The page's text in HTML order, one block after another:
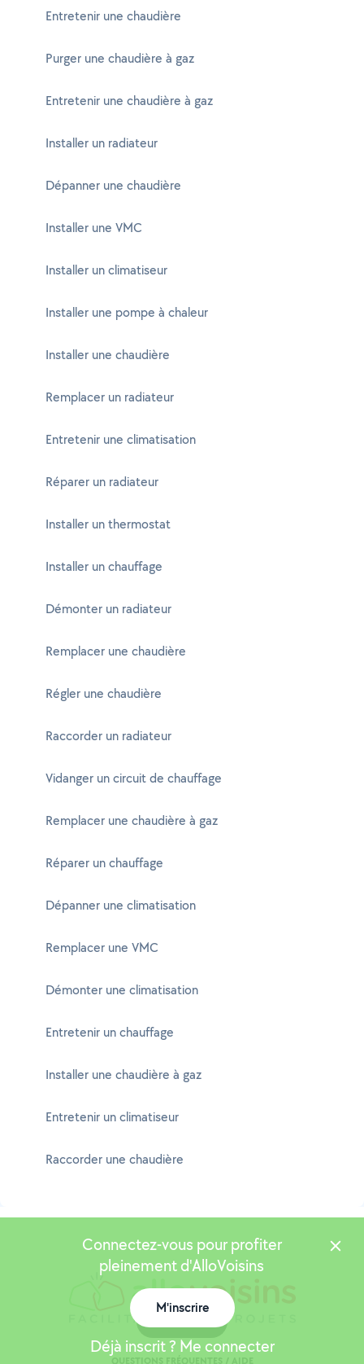
Entretenir une chaudière
Purger une chaudière à gaz
Entretenir une chaudière à gaz
Installer un radiateur
Dépanner une chaudière
Installer une VMC
Installer un climatiseur
Installer une pompe à chaleur
Installer une chaudière
Remplacer un radiateur
Entretenir une climatisation
Réparer un radiateur
Installer un thermostat
Installer un chauffage
Démonter un radiateur
Remplacer une chaudière
Régler une chaudière
Raccorder un radiateur
Vidanger un circuit de chauffage
Remplacer une chaudière à gaz
Réparer un chauffage
Dépanner une climatisation
Remplacer une VMC
Démonter une climatisation
Entretenir un chauffage
Installer une chaudière à gaz
Entretenir un climatiseur
Raccorder une chaudière
Connectez-vous pour profiter
pleinement d'AlloVoisins
M'inscrire
Déjà inscrit ? Me connecter